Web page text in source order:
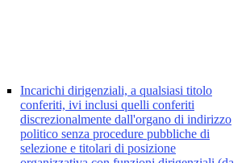
Incarichi dirigenziali, a qualsiasi titolo
conferiti, ivi inclusi quelli conferiti
discrezionalmente dall'organo di indirizzo
politico senza procedure pubbliche di
selezione e titolari di posizione